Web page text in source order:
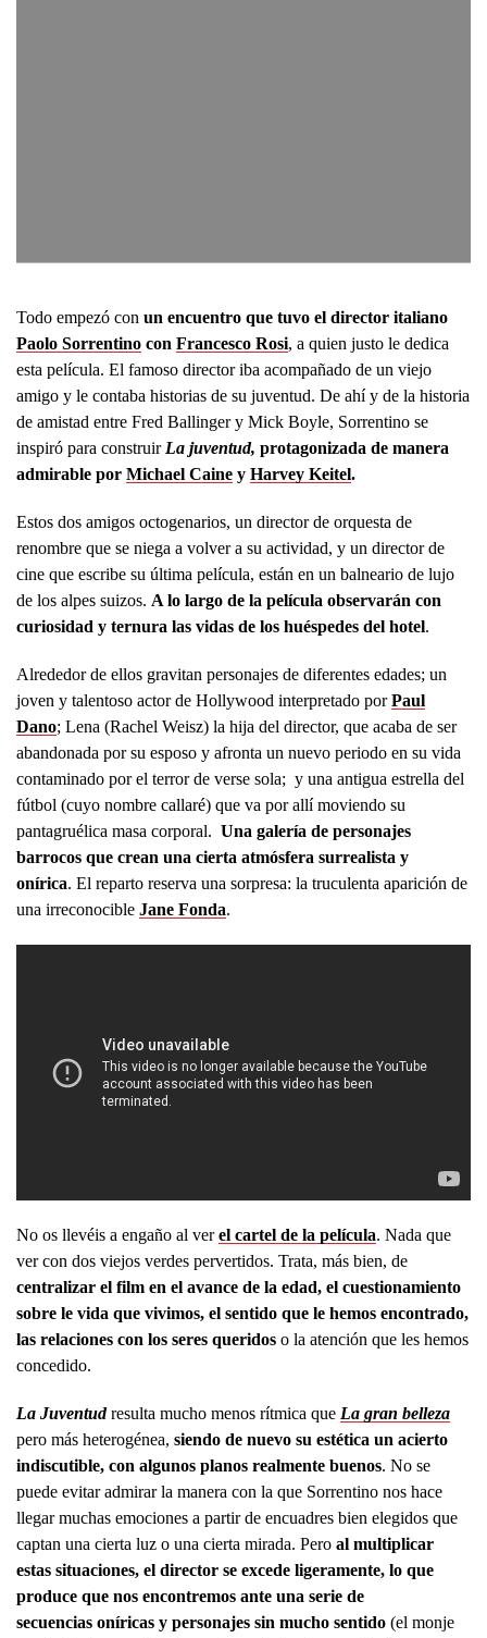
Todo empezó con un encuentro que tuvo el director italiano
Paolo Sorrentino con Francesco Rosi, a quien justo le dedica
esta película. El famoso director iba acompañado de un viejo
amigo y le contaba historias de su juventud. De ahí y de la historia
de amistad entre Fred Ballinger y Mick Boyle, Sorrentino se
inspiró para construir La juventud, protagonizada de manera
admirable por Michael Caine y Harvey Keitel.
Estos dos amigos octogenarios, un director de orquesta de
renombre que se niega a volver a su actividad, y un director de
cine que escribe su última película, están en un balneario de lujo
de los alpes suizos. A lo largo de la película observarán con
curiosidad y ternura las vidas de los huéspedes del hotel.
Alrededor de ellos gravitan personajes de diferentes edades; un
joven y talentoso actor de Hollywood interpretado porPaul
Dano; Lena (Rachel Weisz) la hija del director, que acaba de ser
abandonada por su esposo y afronta un nuevo periodo en su vida
contaminado por el terror de verse sola; y una antigua estrella del
fútbol (cuyo nombre callaré) que va por allí moviendo su
pantagruélica masa corporal. Una galería de personajes
barrocos que crean una cierta atmósfera surrealista y
onírica. El reparto reserva una sorpresa: la truculenta aparición de
una irreconocible Jane Fonda.
No os llevéis a engaño al verel cartel de la película. Nada que
ver con dos viejos verdes pervertidos. Trata, más bien, de
centralizar el film en el avance de la edad, el cuestionamiento
sobre le vida que vivimos, el sentido que le hemos encontrado,
las relaciones con los seres queridos o la atención que les hemos
concedido.
La Juventudresulta mucho menos rítmica que La gran belleza
pero más heterogénea, siendo de nuevo su estética un acierto
indiscutible, con algunos planos realmente buenos. No se
puede evitar admirar la manera con la que Sorrentino nos hace
llegar muchas emociones a partir de encuadres bien elegidos que
captan una cierta luz o una cierta mirada. Pero al multiplicar
estas situaciones, el director se excede ligeramente, lo que
produce que nos encontremos ante una serie de
secuencias oníricas y personajes sin mucho sentido (el monje